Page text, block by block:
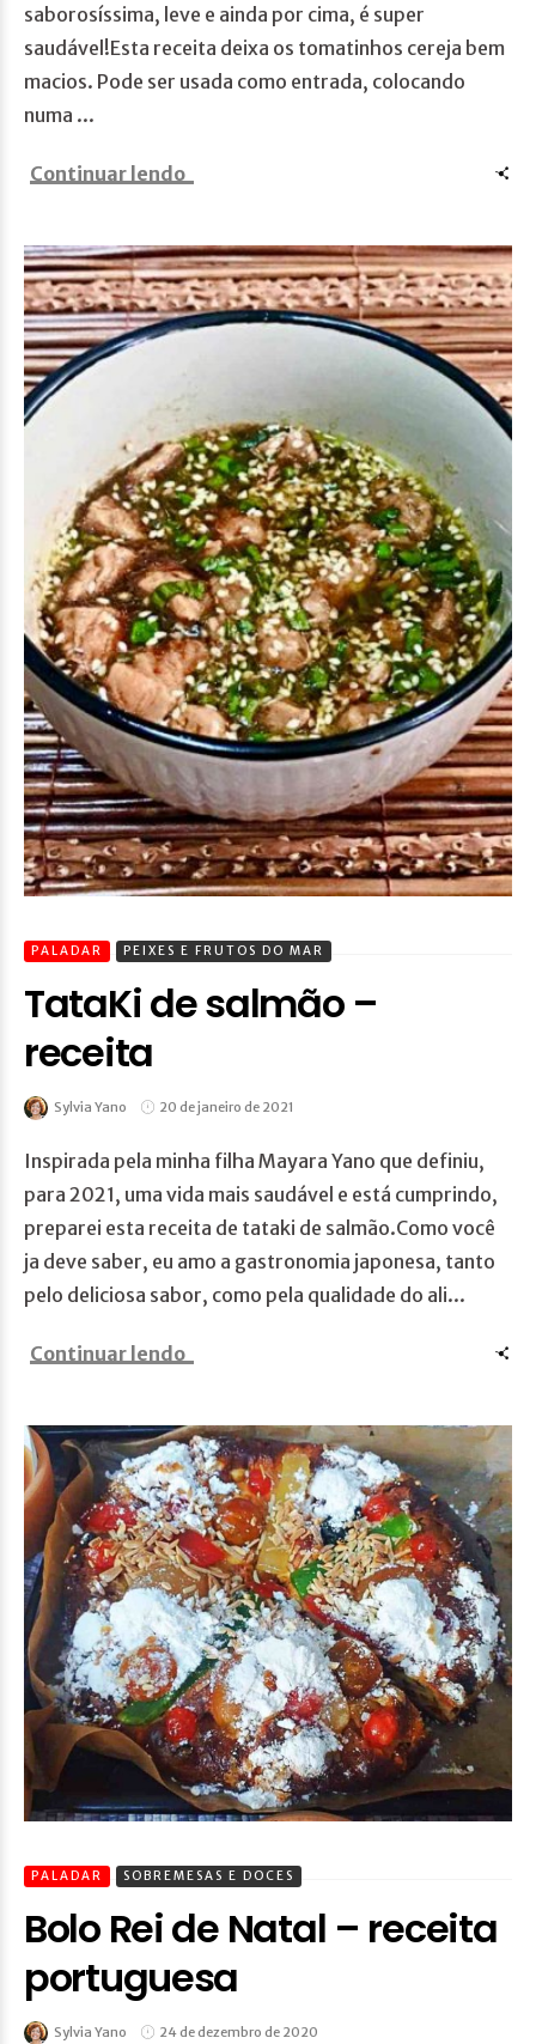
saborosíssima, leve e ainda por cima, é super
saudável!Esta receita deixa os tomatinhos cereja bem
macios. Pode ser usada como entrada, colocando
numa ...
Continuar lendo
PALADAR PEIXES E FRUTOS DO MAR
TataKi de salmão –
receita
Sylvia Yano 20 de janeiro de 2021
Inspirada pela minha filha Mayara Yano que definiu,
para 2021, uma vida mais saudável e está cumprindo,
preparei esta receita de tataki de salmão.Como você
ja deve saber, eu amo a gastronomia japonesa, tanto
pelo deliciosa sabor, como pela qualidade do ali...
Continuar lendo
PALADAR SOBREMESAS E DOCES
Bolo Rei de Natal – receita
portuguesa
Sylvia Yano 24 de dezembro de 2020